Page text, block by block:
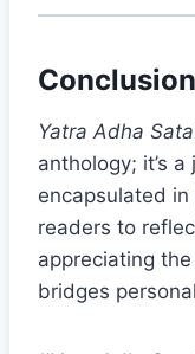
Conclusion
Yatra Adha
anthology; it’s
encapsulated
readers to
appreciating
bridges